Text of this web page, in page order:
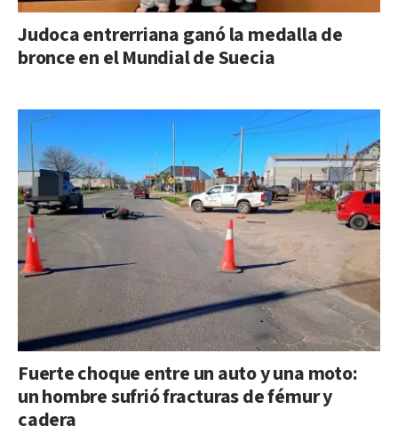
Judoca entrerriana ganó la medalla de
bronce en el Mundial de Suecia
Fuerte choque entre un auto y una moto:
un hombre sufrió fracturas de fémur y
cadera